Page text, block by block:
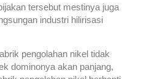
tersebut mestinya juga
industri hilirisasi
pengolahan nikel tidak
dominonya akan panjang,